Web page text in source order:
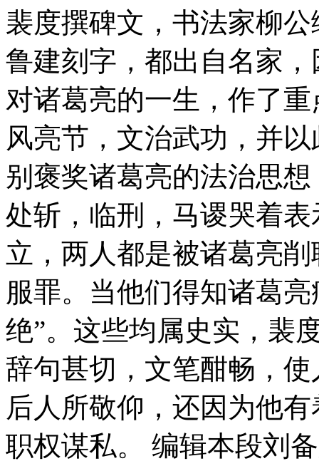
裴度撰碑文，书法家柳
鲁建刻字，都出自名家
对诸葛亮的一生，作了
风亮节，文治武功，并
别褒奖诸葛亮的法治思
处斩，临刑，马谡哭着
立，两人都是被诸葛亮
服罪。当他们得知诸葛
绝”。这些均属史实，裴
辞句甚切，文笔酣畅，
后人所敬仰，还因为他
职权谋私。 编辑本段刘